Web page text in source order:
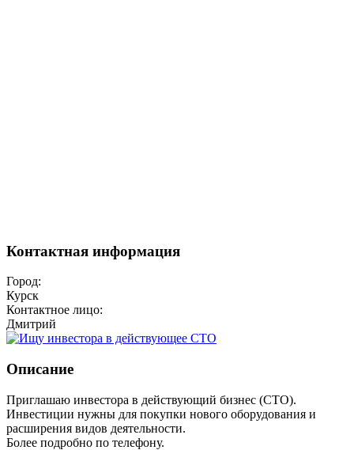
Контактная информация
Город:
Курск
Контактное лицо:
Дмитрий
Описание
Приглашаю инвестора в действующий бизнес (СТО).
Инвестиции нужны для покупки нового оборудования и
расширения видов деятельности.
Более подробно по телефону.